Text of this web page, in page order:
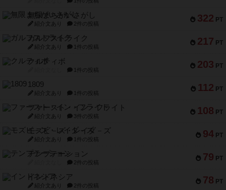
322 PT
無限まちがいさがし
紹介文あり 2件の投稿
217 PT
ガルフストライク
紹介文あり 1件の投稿
203 PT
クルティボ
1件の投稿
112 PT
1809
紹介文あり 1件の投稿
108 PT
ファースト・イン・フライト
紹介文あり 3件の投稿
94 PT
モズビ－ズ・レイダ－ズ
紹介文あり 1件の投稿
79 PT
テンプテーション
2件の投稿
78 PT
インドネシア
紹介文あり 2件の投稿